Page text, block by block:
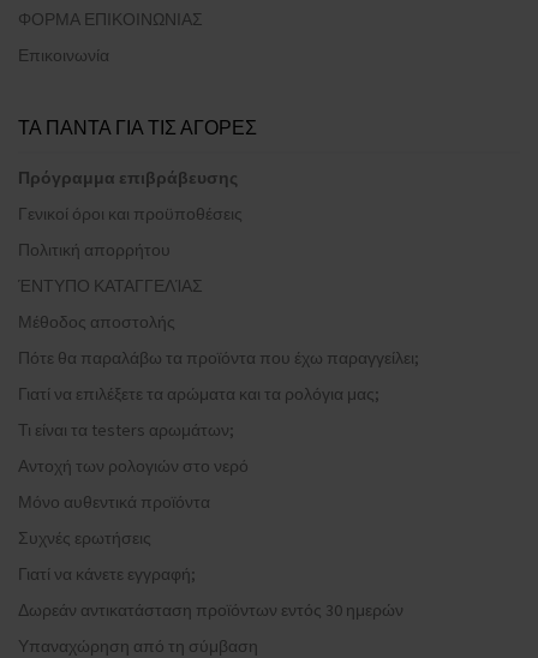
ΦΟΡΜΑ ΕΠΙΚΟΙΝΩΝΙΑΣ
Επικοινωνία
ΤΑ ΠΑΝΤΑ ΓΙΑ ΤΙΣ ΑΓΟΡΕΣ
Πρόγραμμα επιβράβευσης
Γενικοί όροι και προϋποθέσεις
Πολιτική απορρήτου
ΈΝΤΥΠΟ ΚΑΤΑΓΓΕΛΊΑΣ
Μέθοδος αποστολής
Πότε θα παραλάβω τα προϊόντα που έχω παραγγείλει;
Γιατί να επιλέξετε τα αρώματα και τα ρολόγια μας;
Τι είναι τα testers αρωμάτων;
Αντοχή των ρολογιών στο νερό
Μόνο αυθεντικά προϊόντα
Συχνές ερωτήσεις
Γιατί να κάνετε εγγραφή;
Δωρεάν αντικατάσταση προϊόντων εντός 30 ημερών
Υπαναχώρηση από τη σύμβαση